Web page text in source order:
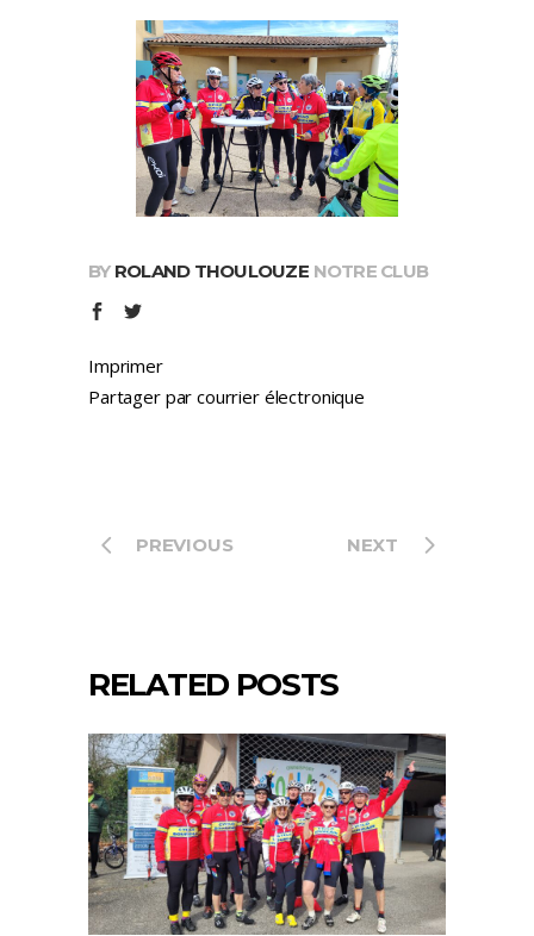
BY ROLAND THOULOUZE NOTRE CLUB
Imprimer
Partager par courrier électronique
PREVIOUS NEXT
RELATED POSTS